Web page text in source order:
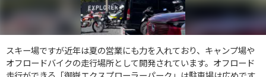
スキー場ですが近年は夏の営業にも力を入れており、キャンプ場や
オフロードバイクの走行場所として開発されています。オフロード